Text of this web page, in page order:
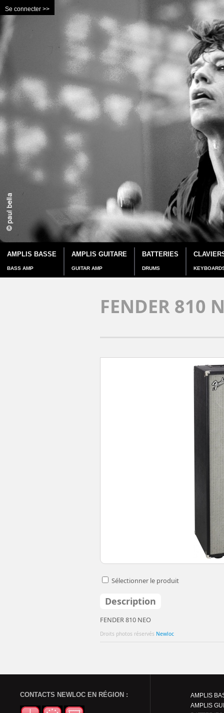
Se connecter >>
AMPLIS BASSE
BASS AMP
AMPLIS GUITARE
GUITAR AMP
BATTERIES
DRUMS
FENDER 810
Sélectionner le produit
Description
FENDER 810 NEO
Droits photos réservés Newloc
CONTACTS NEWLOC EN RÉGION :
AMPLIS
AMPLIS